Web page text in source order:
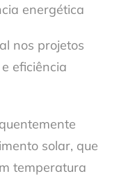
energética
nos projetos
eficiência
solar, que
temperatura